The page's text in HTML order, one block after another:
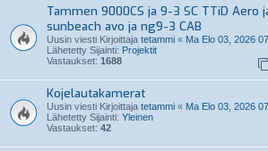
Tammen 9000CS ja 9-3 SC TTiD Aero
sunbeach avo ja ng9-3 CAB
Uusin viesti Kirjoittaja tetammi « Ma Elo 03, 2026
Lähetetty Sijainti: Projektit
Vastaukset: 1688
Kojelautakamerat
Uusin viesti Kirjoittaja tetammi « Ma Elo 03, 2026
Lähetetty Sijainti: Yleinen
Vastaukset: 42